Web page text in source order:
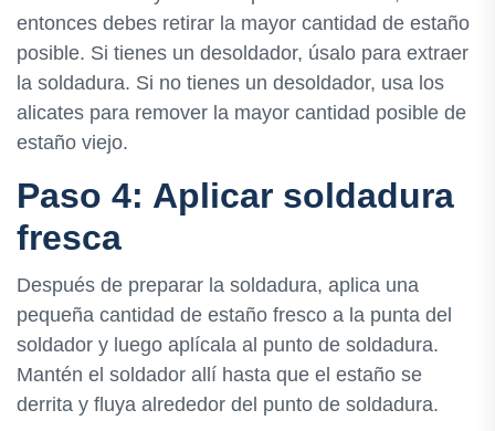
entonces debes retirar la mayor cantidad de estaño
posible. Si tienes un desoldador, úsalo para extraer
la soldadura. Si no tienes un desoldador, usa los
alicates para remover la mayor cantidad posible de
estaño viejo.
Paso 4: Aplicar soldadura
fresca
Después de preparar la soldadura, aplica una
pequeña cantidad de estaño fresco a la punta del
soldador y luego aplícala al punto de soldadura.
Mantén el soldador allí hasta que el estaño se
derrita y fluya alrededor del punto de soldadura.